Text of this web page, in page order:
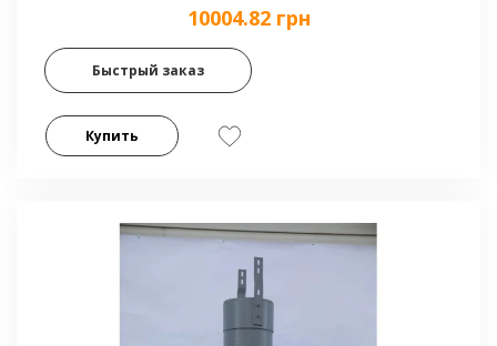
10004.82 грн
Быстрый заказ
Купить